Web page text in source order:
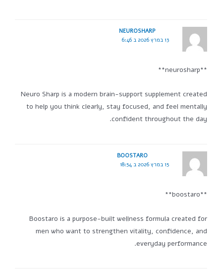
NEUROSHARP
13 במרץ 2026 ב 6:46
**neurosharp**
Neuro Sharp is a modern brain-support supplement created
to help you think clearly, stay focused, and feel mentally
confident throughout the day.
BOOSTARO
15 במרץ 2026 ב 18:54
**boostaro**
Boostaro is a purpose-built wellness formula created for
men who want to strengthen vitality, confidence, and
everyday performance.